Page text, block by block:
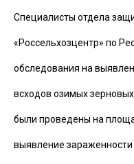
Специалисты отдела
«Россельхозцентр» по
обследования на
всходов озимых
были проведены на
выявление зараженности